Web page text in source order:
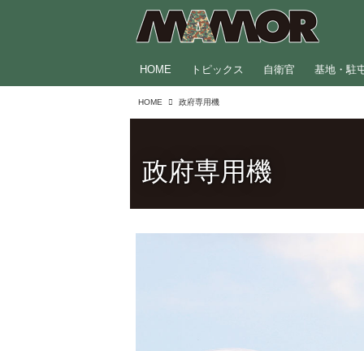
HOME トピックス 自衛官 基地・駐
HOME 政府専用機
政府専用機